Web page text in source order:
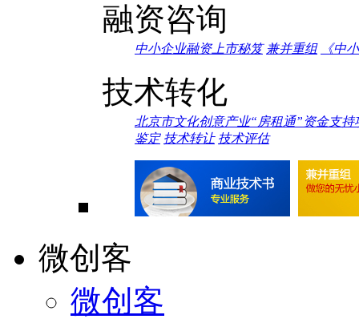
融资咨询
中小企业融资上市秘笈 兼并重组 《中
技术转化
北京市文化创意产业“房租通”资金支持
鉴定 技术转让 技术评估
微创客
微创客